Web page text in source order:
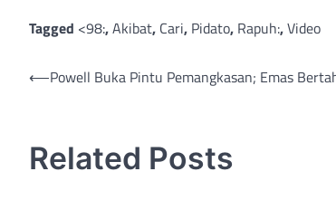
Tagged <98:,Akibat, Cari, Pidato, Rapuh:,Video
Post
⟵Powell Buka Pintu Pemangkasan; Emas
Related Posts